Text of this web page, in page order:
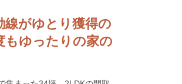
がゆとり獲得の
もゆったりの家の